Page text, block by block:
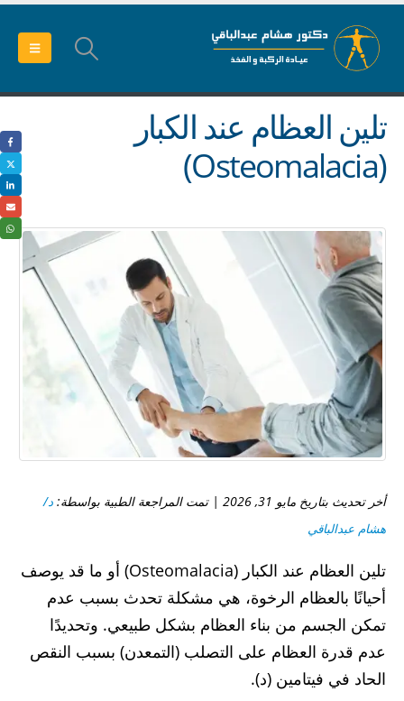
تلين العظام عند الكبار
(Osteomalacia)
أخر تحديث بتاريخ مايو 31, 2026 | تمت المراجعة الطبية بواسطة:
د/
هشام عبدالباقي
تلين العظام عند الكبار (Osteomalacia) أو ما قد يوصف
أحيانًا بالعظام الرخوة، هي مشكلة تحدث بسبب عدم
تمكن الجسم من بناء العظام بشكل طبيعي. وتحديدًا
عدم قدرة العظام على التصلب (التمعدن) بسبب النقص
الحاد في فيتامين (د).